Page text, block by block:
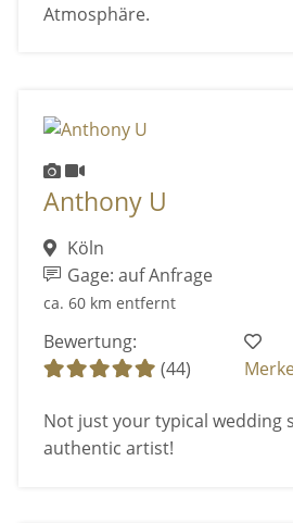
Atmosphäre.
Anthony U
Köln
Gage: auf Anfrage
ca. 60 km entfernt
Bewertung:
(44)
Not just your typical wedding
authentic artist!